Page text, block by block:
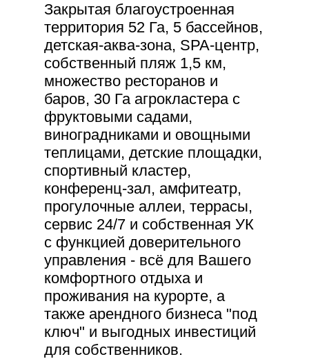
Закрытая благоустроенная
территория 52 Га, 5 бассейнов,
детская-аква-зона, SPA-центр,
собственный пляж 1,5 км,
множество ресторанов и
баров, 30 Га агрокластера с
фруктовыми садами,
виноградниками и овощными
теплицами, детские площадки,
спортивный кластер,
конференц-зал, амфитеатр,
прогулочные аллеи, террасы,
сервис 24/7 и собственная УК
с функцией доверительного
управления - всё для Вашего
комфортного отдыха и
проживания на курорте, а
также арендного бизнеса "под
ключ" и выгодных инвестиций
для собственников.